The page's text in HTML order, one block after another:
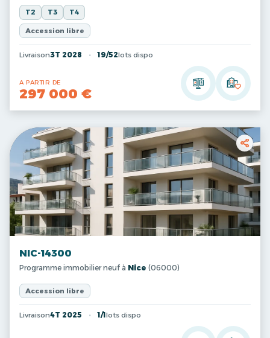
T2 T3 T4
Accession libre
Livraison3T 2028 19/52lots dispo
A PARTIR DE
297 000 €
NIC-14300
Programme immobilier neuf à Nice (06000)
Accession libre
Livraison4T 2025 1/1 lots dispo